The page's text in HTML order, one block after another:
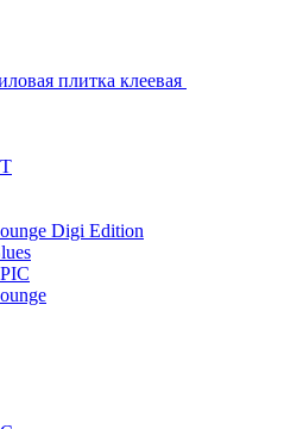
плитка клеевая
Digi Edition